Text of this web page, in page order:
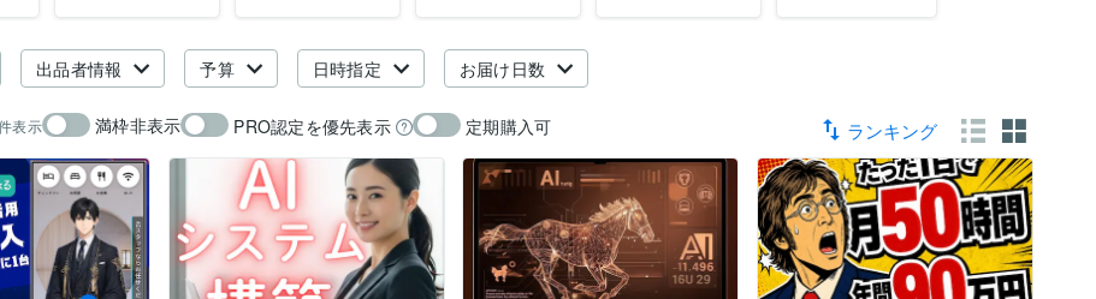
出品者情報 予算 日時指定 お届け日数
表示 満枠非表示 PRO認定を優先表示 定期購入可 ランキング